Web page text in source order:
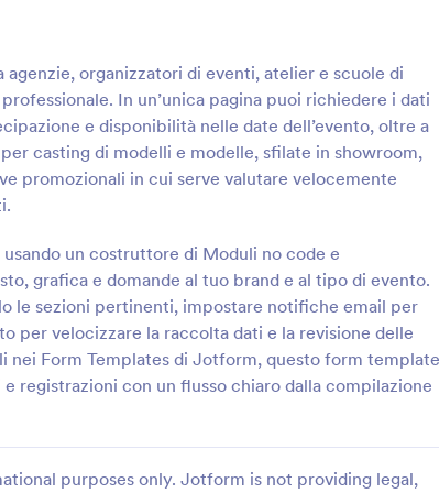
organizzatori di eventi, atelier e scuole di
In un’unica pagina puoi richiedere i dati
e disponibilità nelle date dell’evento, oltre a
casting di modelli e modelle, sfilate in showroom,
promozionali in cui serve valutare velocemente
un costruttore di Moduli no code e
grafica e domande al tuo brand e al tipo di evento.
le sezioni pertinenti, impostare notifiche email per
per velocizzare la raccolta dati e la revisione delle
nei Form Templates di Jotform, questo form template
registrazioni con un flusso chiaro dalla compilazione
purposes only. Jotform is not providing legal,
utilizzato per
delle persone
a un evento
un modulo di
gestire facilmente
tutte le
contiene campi
nome dell’azienda in
utilizza il widget
:
Invito all’Evento di Jotform puoi
RSVP online e organizzare il tuo
Go to Category:
Moduli Registrazione Evento
Usa Template